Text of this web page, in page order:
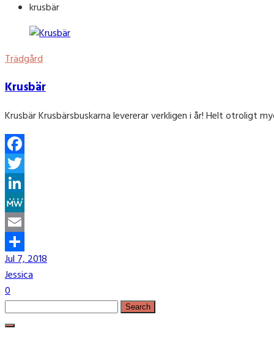
krusbär
Trädgård
Krusbär
Krusbär Krusbärsbuskarna levererar verkligen i år! Helt otroligt
Facebook
Twitter
LinkedIn
MeWe
Email
Share
Jul 7, 2018
Jessica
0
Search
for: